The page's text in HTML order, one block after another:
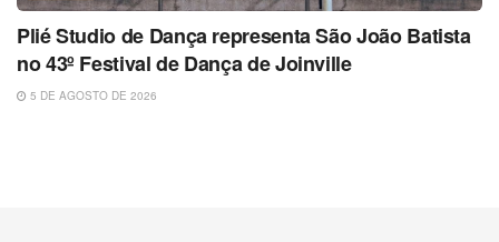
Plié Studio de Dança representa São João Batista
no 43º Festival de Dança de Joinville
5 DE AGOSTO DE 2026